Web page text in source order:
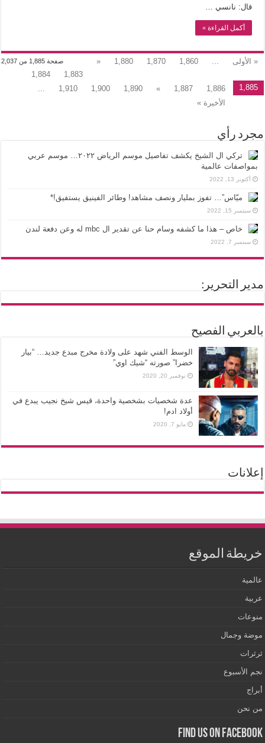
قال: نانسي …
أكمل القراءة »
صفحة 1,885 من 2,037 « الأولى ...
1,860
1,870
1,880
«
1,883
1,884
1,885
1,886
1,887
»
1,890
1,900
1,910
...
الأخيرة »
مجرد رأي
تركي ال الشيخ يكشف تفاصيل موسم الرياض ٢٠٢٢… موسم عربي
بمواصفات عالمية
أكتوبر 13, 2022
ميّاس”… تفوز بمليار ونصف مشاهد! وطائر الفينيق يستفيق!*
سبتمبر 15, 2022
خاص – هذا ما كشفه وسام حنا عن تقدير ال mbc له وعن دفعة لندن
سبتمبر 7, 2022
مدير التحرير:
بالعربي الفصيح
الوسط الفني شهد على ولادة مخرج مبدع جديد… “بيار
خضرا” صورته “شيك اوي”
نوفمبر 20, 2020
عدة شخصيات بشخصية واحدة، قيس شيخ نجيب يبدع في
أولاد ادم!
مايو 7, 2020
إعلانات
خريطة الموقع
عالمية
عربية
منوعات
موضة وجمال
ثرثرات
نجم الأسبوع
أبراج
من نحن
Find us on Facebook